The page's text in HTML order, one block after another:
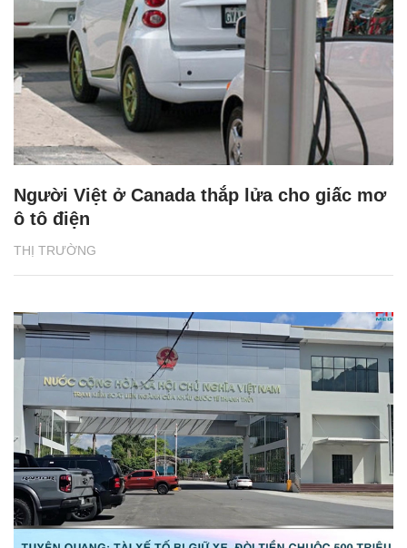
THỊ TRƯỜNG
Người Việt ở Canada thắp lửa cho giấc mơ
ô tô điện